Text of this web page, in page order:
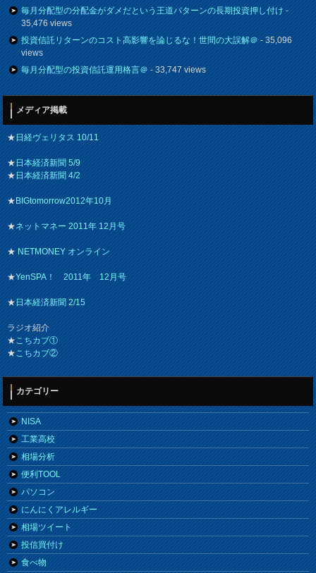
毎月分配型の分配金がダメだという王道パターンの長期投資押し付け-
35,476 views
投資信託リターンのコスト高影響を論じるな！世間の大誤解＠- 35,096
views
毎月分配型の投資信託運用格言＠- 33,747 views
メディア掲載
★日経ヴェリタス 10/11
★日本経済新聞 5/9
★日本経済新聞 4/2
★BIGtomorrow2012年10月
★ネットマネー 2011年 12月号
★NETMONEY オンライン
★YenSPA！ 2011年 12月号
★日本経済新聞 2/15
ラジオ紹介
★こちカブ①
★こちカブ②
カテゴリー
NISA
工業高校
相場分析
便利TOOL
パソコン
にんにくアレルギー
相場ツイート
投信買付け
食べ物